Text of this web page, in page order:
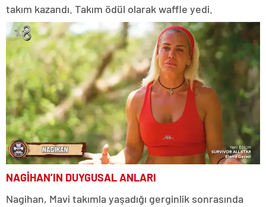
takım kazandı. Takım ödül olarak waffle yedi.
NAGİHAN’IN DUYGUSAL ANLARI
Nagihan, Mavi takımla yaşadığı gerginlik sonrasında